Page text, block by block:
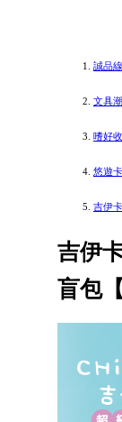
誠品
文具
嗜好
悠遊卡
吉伊
吉伊
盲包